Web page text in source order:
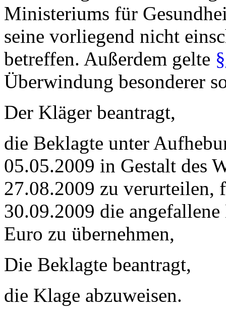
Ministeriums für
seine vorliegend nicht
betreffen. Außerdem gelte
Überwindung besonderer
Der Kläger beantragt,
die Beklagte unter
05.05.2009 in Gestalt des
27.08.2009 zu verurteilen,
30.09.2009 die
Euro zu übernehmen,
Die Beklagte beantragt,
die Klage abzuweisen.